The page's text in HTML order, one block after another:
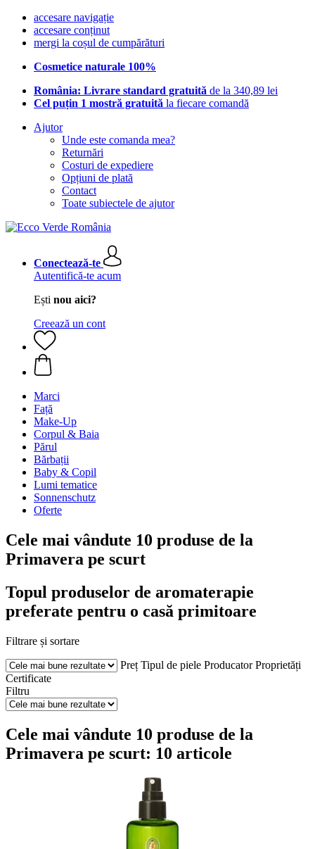
accesare navigație
accesare conținut
mergi la coșul de cumpărături
Cosmetice naturale 100%
România: Livrare standard gratuită de la 340,89 lei
Cel puțin 1 mostră gratuită la fiecare comandă
Ajutor
Unde este comanda mea?
Returnări
Costuri de expediere
Opțiuni de plată
Contact
Toate subiectele de ajutor
Conectează-te
Autentifică-te acum
Ești nou aici?
Creează un cont
Marci
Față
Make-Up
Corpul & Baia
Părul
Bărbații
Baby & Copil
Lumi tematice
Sonnenschutz
Oferte
Cele mai vândute 10 produse de la
Primavera pe scurt
Topul produselor de aromaterapie
preferate pentru o casă primitoare
Filtrare și sortare
Preț Tipul de piele Producator Proprietăți
Certificate
Filtru
Cele mai vândute 10 produse de la
Primavera pe scurt: 10 articole